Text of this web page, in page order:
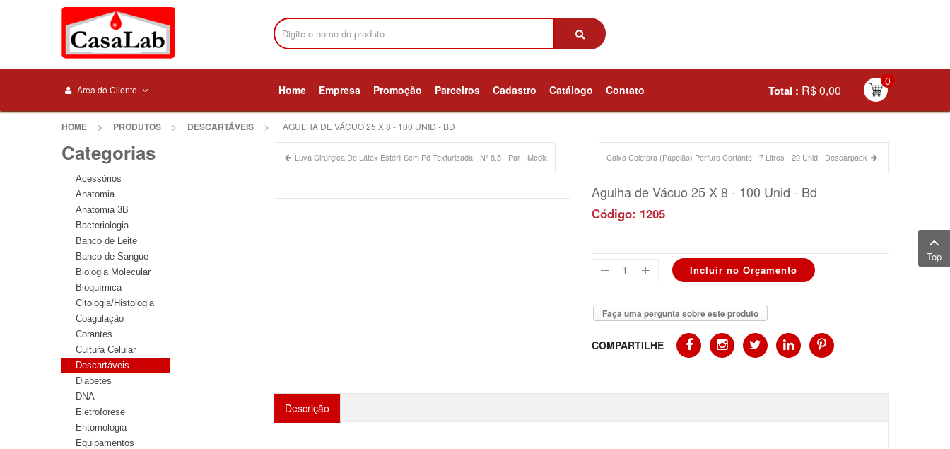
Área do Cliente Home Empresa Promoção Parceiros Cadastro Catálogo Contato
0
Total : R$ 0,00
HOME > PRODUTOS > DESCARTÁVEIS > AGULHA DE VÁCUO 25 X 8 - 100 UNID - BD
Luva Cirúrgica De Látex Estéril Sem Pó Texturizada - Nº 8,5 - Par - Medix Caixa Coletora (Papelão) Perfuro Cortante - 7 Litros - 20 Unid - Descarpack
Agulha de Vácuo 25 X 8 - 100 Unid - Bd
Código: 1205
Faça uma pergunta sobre este produto
COMPARTILHE
Descrição
Categorias
Acessórios
Anatomia
Anatomia 3B
Bacteriologia
Banco de Leite
Banco de Sangue
Biologia Molecular
Bioquímica
Citologia/Histologia
Coagulação
Corantes
Cultura Celular
Descartáveis
Diabetes
DNA
Eletroforese
Entomologia
Equipamentos
Top